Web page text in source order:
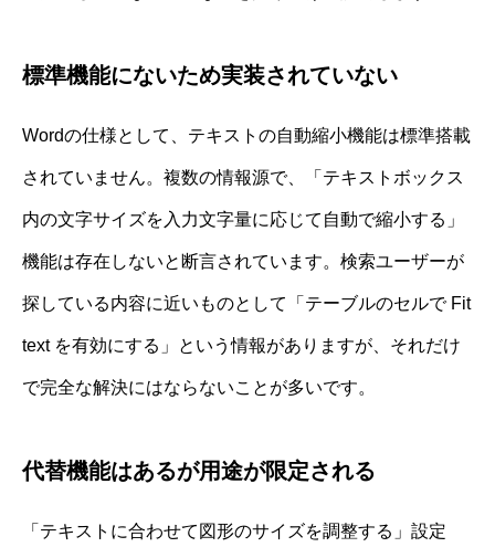
標準機能にないため実装されていない
Wordの仕様として、テキストの自動縮小機能は標準搭載
されていません。複数の情報源で、「テキストボックス
内の文字サイズを入力文字量に応じて自動で縮小する」
機能は存在しないと断言されています。検索ユーザーが
探している内容に近いものとして「テーブルのセルで Fit
text を有効にする」という情報がありますが、それだけ
で完全な解決にはならないことが多いです。
代替機能はあるが用途が限定される
「テキストに合わせて図形のサイズを調整する」設定